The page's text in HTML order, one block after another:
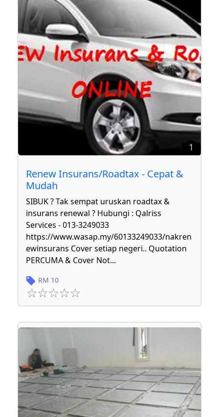
1
Renew Insurans/Roadtax - Cepat &
Mudah
SIBUK ? Tak sempat uruskan roadtax &
insurans renewal ? Hubungi : Qalriss
Services - 013-3249033
https://www.wasap.my/60133249033/nakren
ewinsurans Cover setiap negeri.. Quotation
PERCUMA & Cover Not...
RM 10